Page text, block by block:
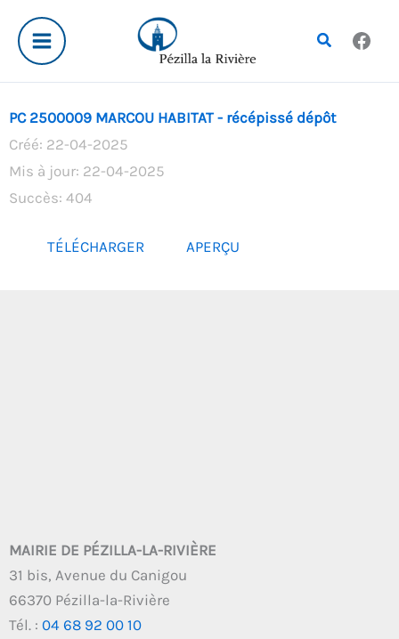
contenu
Rechercher
PC 2500009 MARCOU HABITAT - récépissé dépôt
Créé: 22-04-2025
Mis à jour: 22-04-2025
Succès: 404
TÉLÉCHARGER APERÇU
MAIRIE DE PÉZILLA-LA-RIVIÈRE
31 bis, Avenue du Canigou
66370 Pézilla-la-Rivière
Tél. : 04 68 92 00 10